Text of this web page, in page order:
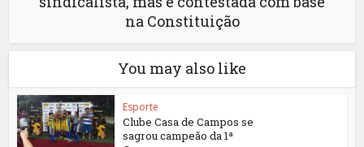
na Constituição
You may also like
Esporte
Clube Casa de Campos se
sagrou campeão da 1ª